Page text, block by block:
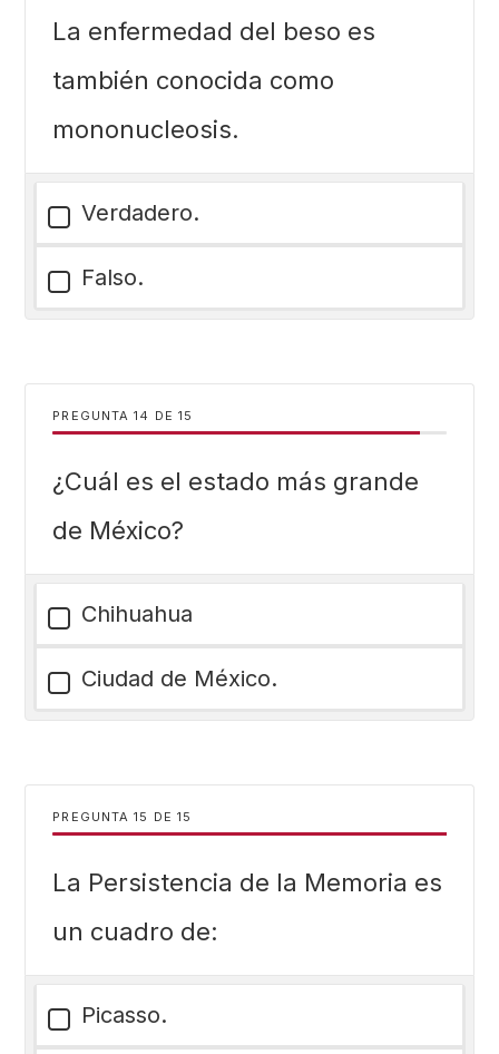
La enfermedad del beso es
también conocida como
mononucleosis.
Verdadero.
Falso.
PREGUNTA DE 15
¿Cuál es el estado más grande
de México?
Chihuahua
Ciudad de México.
PREGUNTA DE 15
La Persistencia de la Memoria es
un cuadro de:
Picasso.